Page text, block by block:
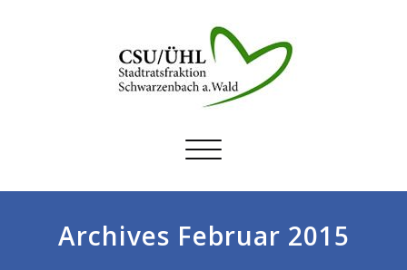
Schalte
Archives Februar 2015